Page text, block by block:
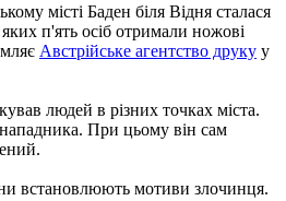
місті Баден біля Відня сталася
яких п'ять осіб отримали ножові
Австрійське агентство друку у
людей в різних точках міста.
нападника. При цьому він сам
встановлюють мотиви злочинця.